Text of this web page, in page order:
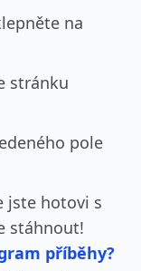
na
stránku
pole
jste hotovi s
stáhnout!
příběhy?